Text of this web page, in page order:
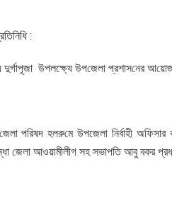
:
দুর্গাপূজা উপলক্ষ্যে উপ‌জেলা প্রশাস‌নের
প‌রিষদ হলরু‌মে উপজেলা নির্বাহী
জেলা আওয়ামীলীগ সহ সভাপতি আবু বকর